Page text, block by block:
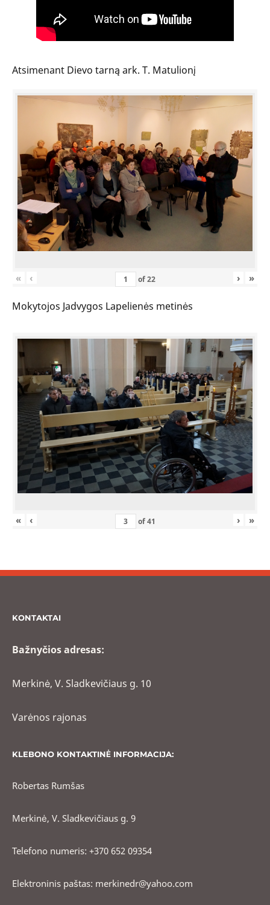
Atsimenant Dievo tarną ark. T. Matulionį
« ‹ of22 › »
Mokytojos Jadvygos Lapelienės metinės
« ‹ of41 › »
KONTAKTAI
Bažnyčios adresas:
Merkinė, V. Sladkevičiaus g. 10
Varėnos rajonas
KLEBONO KONTAKTINĖ INFORMACIJA:
Robertas Rumšas
Merkinė, V. Sladkevičiaus g. 9
Telefono numeris: +370 652 09354
Elektroninis paštas: merkinedr@yahoo.com